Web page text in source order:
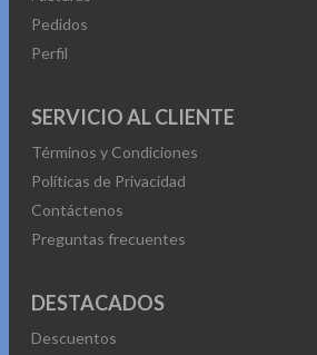
Pedidos
Perfil
SERVICIO AL CLIENTE
Términos y Condiciones
Políticas de Privacidad
Contáctenos
Preguntas frecuentes
DESTACADOS
Descuentos